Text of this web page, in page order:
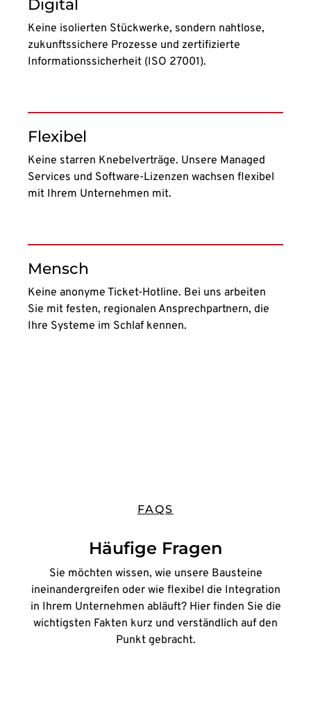
Digital
Keine isolierten Stückwerke, sondern nahtlose,
zukunftssichere Prozesse und zertifizierte
Informationssicherheit (ISO 27001).
Flexibel
Keine starren Knebelverträge. Unsere Managed
Services und Software-Lizenzen wachsen flexibel
mit Ihrem Unternehmen mit.
Mensch
Keine anonyme Ticket-Hotline. Bei uns arbeiten
Sie mit festen, regionalen Ansprechpartnern, die
Ihre Systeme im Schlaf kennen.
FAQS
Häufige Fragen
Sie möchten wissen, wie unsere Bausteine
ineinandergreifen oder wie flexibel die Integration
in Ihrem Unternehmen abläuft? Hier finden Sie die
wichtigsten Fakten kurz und verständlich auf den
Punkt gebracht.